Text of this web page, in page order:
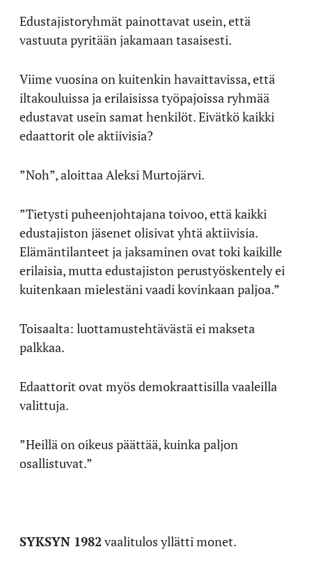
Edustajistoryhmät painottavat usein, että
vastuuta pyritään jakamaan tasaisesti.
Viime vuosina on kuitenkin havaittavissa, että
iltakouluissa ja erilaisissa työpajoissa ryhmää
edustavat usein samat henkilöt. Eivätkö kaikki
edaattorit ole aktiivisia?
”Noh”, aloittaa Aleksi Murtojärvi.
”Tietysti puheenjohtajana toivoo, että kaikki
edustajiston jäsenet olisivat yhtä aktiivisia.
Elämäntilanteet ja jaksaminen ovat toki kaikille
erilaisia, mutta edustajiston perustyöskentely ei
kuitenkaan mielestäni vaadi kovinkaan paljoa.”
Toisaalta: luottamustehtävästä ei makseta
palkkaa.
Edaattorit ovat myös demokraattisilla vaaleilla
valittuja.
”Heillä on oikeus päättää, kuinka paljon
osallistuvat.”
SYKSYN 1982 vaalitulos yllätti monet.